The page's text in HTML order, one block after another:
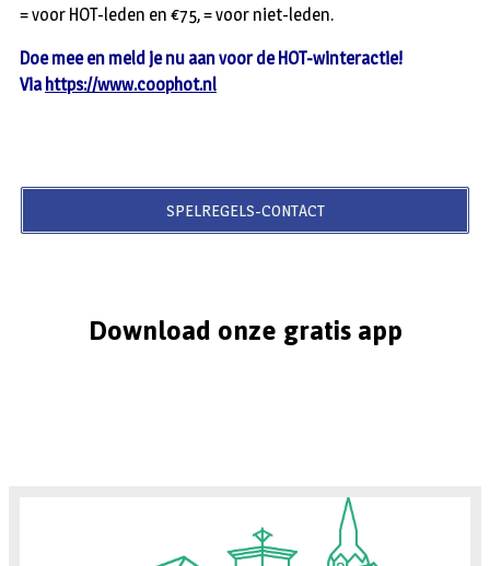
= voor HOT-leden en €75, = voor niet-leden.
Doe mee en meld je nu aan voor de HOT-winteractie!
Via https://www.coophot.nl
SPELREGELS-CONTACT
Download onze gratis app